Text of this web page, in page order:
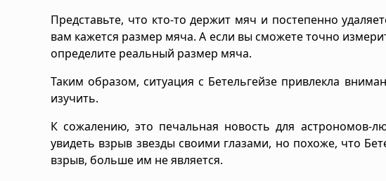
Представьте, что кто-то держит мяч и постепенно
вам кажется размер мяча. А если вы сможете точно
определите реальный размер мяча.
Таким образом, ситуация с Бетельгейзе привлекла
изучить.
К сожалению, это печальная новость для астрономов-
увидеть взрыв звезды своими глазами, но похоже, что
взрыв, больше им не является.